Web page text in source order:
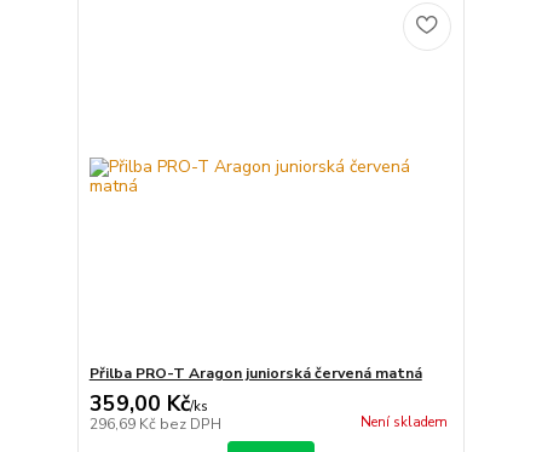
Přilba PRO-T Aragon juniorská červená matná
359,00 Kč/ks
296,69 Kč bez DPH Není skladem